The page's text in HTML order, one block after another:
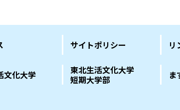
サイトポリシー リ
文化大学
東北生活文化大学
短期大学部
ま